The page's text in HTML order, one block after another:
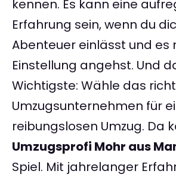
kennen. Es kann eine
Erfahrung sein, wenn du
Abenteuer einlässt und es
Einstellung angehst. Und
Wichtigste: Wähle das
Umzugsunternehmen für
reibungslosen Umzug. Da
Umzugsprofi Mohr aus
Spiel. Mit jahrelanger